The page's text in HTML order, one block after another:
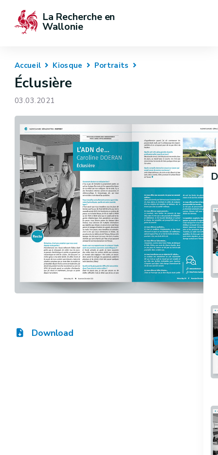
La Recherche en
Wallonie
Accueil Kiosque Portraits
Éclusière
03.03.2021
Download